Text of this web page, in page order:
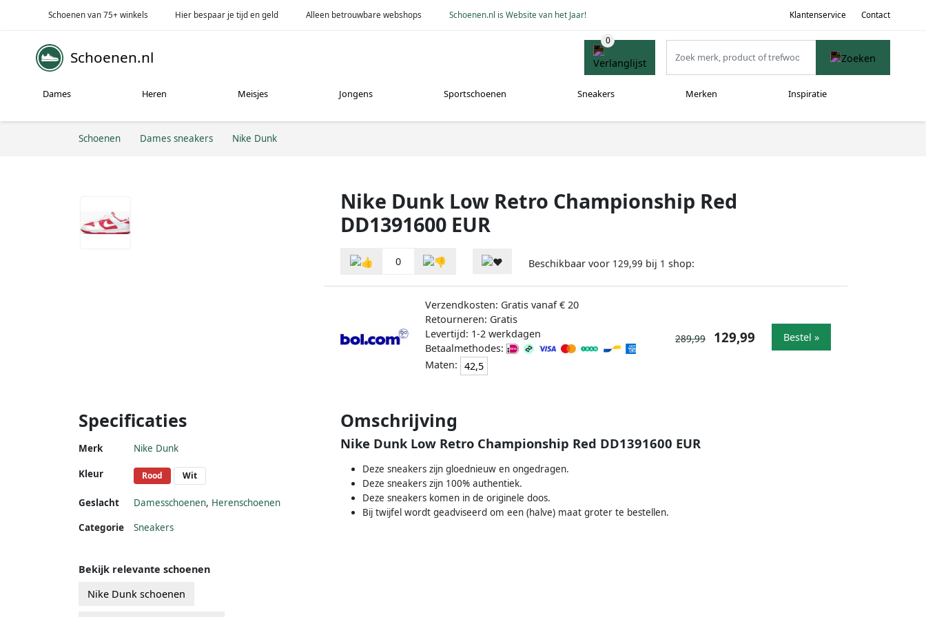
Schoenen van 75+ winkels Hier bespaar je tijd en geld Alleen betrouwbare webshops Schoenen.nl is Website van het Jaar! Klantenservice Contact
Schoenen.nl
Dames Heren Meisjes Jongens Sportschoenen Sneakers Merken Inspiratie
Schoenen Dames sneakers Nike Dunk
Nike Dunk Low Retro Championship Red
DD1391600 EUR
0 Beschikbaar voor 129,99 bij 1 shop:
Verzendkosten: Gratis vanaf € 20
Retourneren: Gratis
Levertijd: 1-2 werkdagen
Betaalmethodes:
Maten: 42,5
289,99 129,99 Bestel »
Specificaties
Merk Nike Dunk
Kleur Rood Wit
Geslacht Damesschoenen, Herenschoenen
Categorie
Sneakers
Omschrijving
Nike Dunk Low Retro Championship Red DD1391600 EUR
Deze sneakers zijn gloednieuw en ongedragen.
Deze sneakers zijn 100% authentiek.
Deze sneakers komen in de originele doos.
Bij twijfel wordt geadviseerd om een (halve) maat groter te bestellen.
Bekijk relevante schoenen
Nike Dunk schoenen